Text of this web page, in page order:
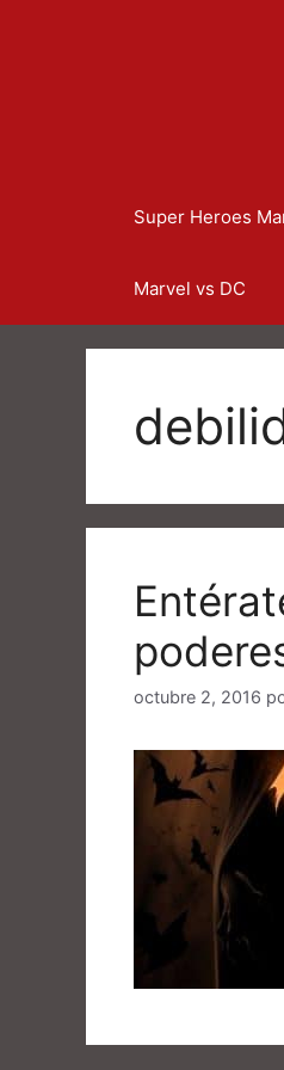
Super Heroes
Marvel vs DC
octubre 2, 2016